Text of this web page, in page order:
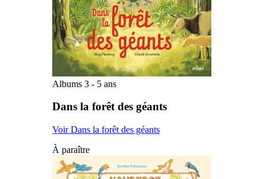
Albums 3 - 5 ans
Dans la forêt des géants
Voir Dans la forêt des géants
À paraître